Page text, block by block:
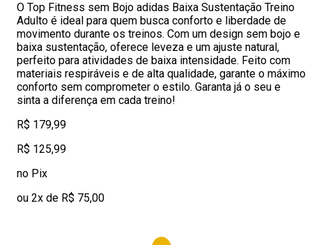
O Top Fitness sem Bojo adidas Baixa Sustentação Treino
Adulto é ideal para quem busca conforto e liberdade de
movimento durante os treinos. Com um design sem bojo e
baixa sustentação, oferece leveza e um ajuste natural,
perfeito para atividades de baixa intensidade. Feito com
materiais respiráveis e de alta qualidade, garante o máximo
conforto sem comprometer o estilo. Garanta já o seu e
sinta a diferença em cada treino!
R$ 179,99
R$ 125,99
no Pix
ou 2x de R$ 75,00